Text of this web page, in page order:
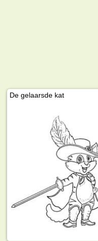
De gelaarsde kat